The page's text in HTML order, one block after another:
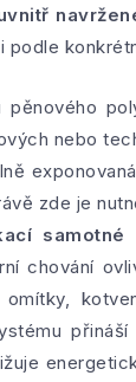
podle
nebo
zde je
samotné
chování